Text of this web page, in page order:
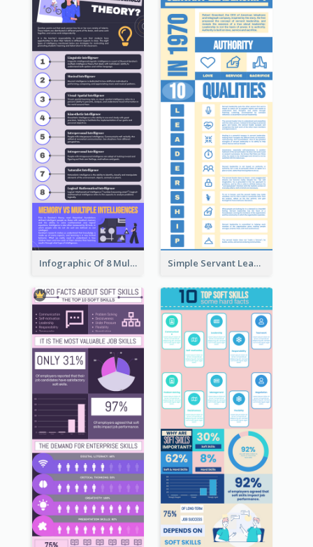
Infographic Of 8 Multiple Intelligences You Need To Know Simple Servant Leadership Infographic Design Idea